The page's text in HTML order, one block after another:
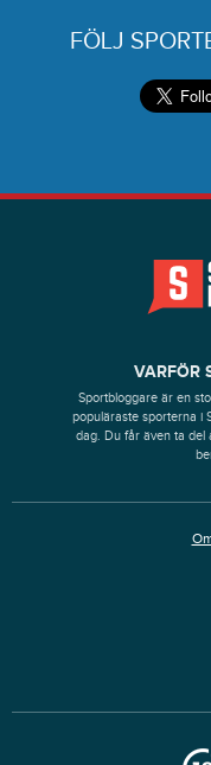
FÖLJ
VARFÖR
Sportbloggare är en
populäraste sporterna i
dag. Du får även ta del